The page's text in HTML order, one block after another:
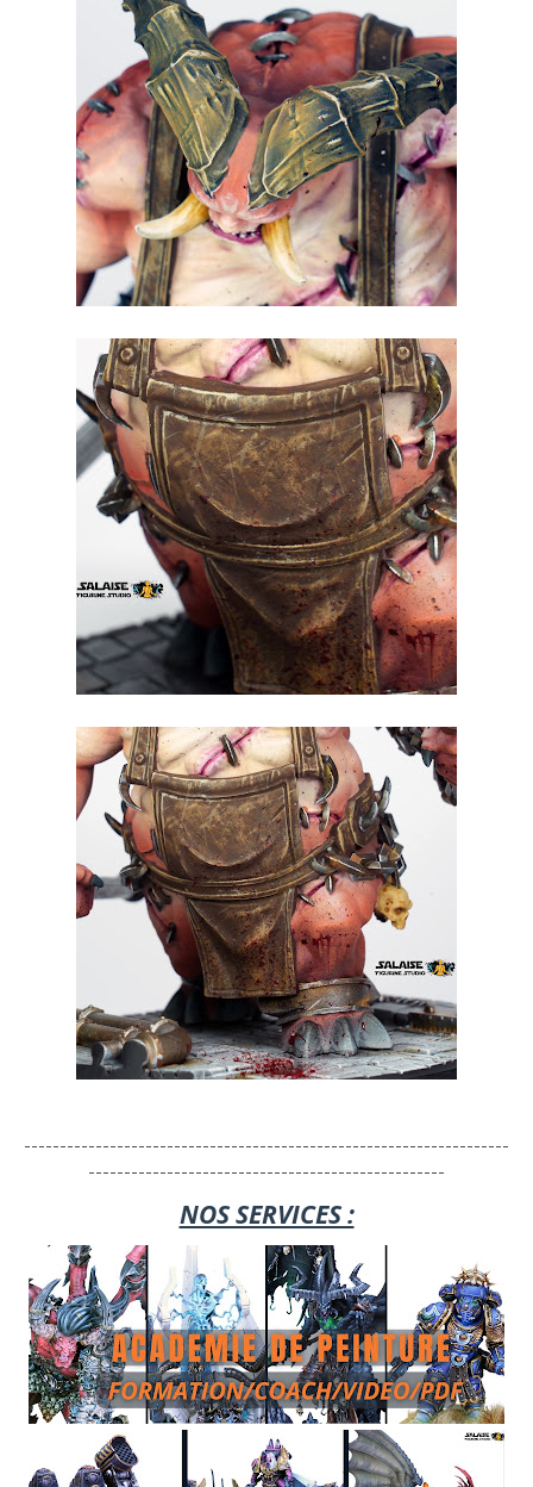
--------------------------------------------------------------------
--------------------------------------------------
NOS SERVICES :